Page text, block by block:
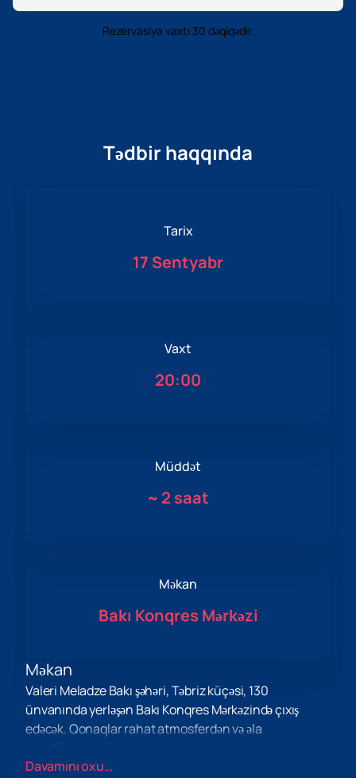
Rezervasiya vaxtı 30 dəqiqədir.
Tədbir haqqında
Tarix
17 Sentyabr
Vaxt
20:00
Müddət
~ 2 saat
Məkan
Bakı Konqres Mərkəzi
Məkan
Valeri Meladze Bakı şəhəri, Təbriz küçəsi, 130
ünvanında yerləşən Bakı Konqres Mərkəzində çıxış
edəcək. Qonaqlar rahat atmosferdən və əla
Davamını oxu...